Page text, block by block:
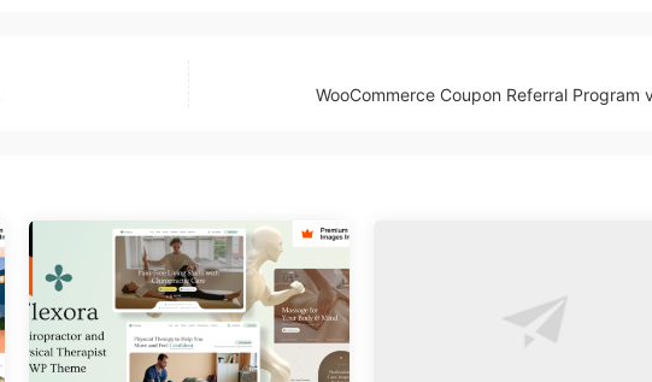
WooCommerce Coupon Referral Program